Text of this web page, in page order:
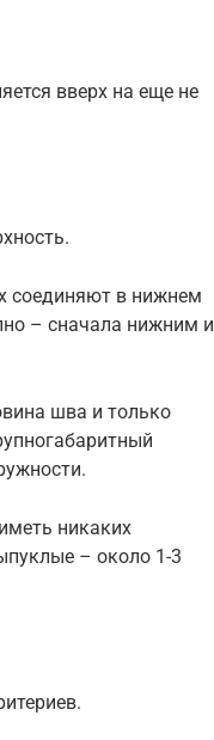
вверх на еще не
соединяют в нижнем
– сначала нижним и
шва и только
никаких
– около 1-3